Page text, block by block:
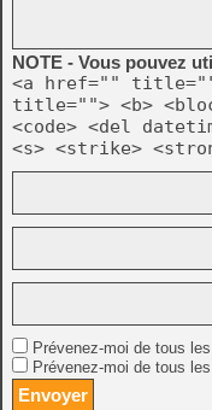
NOTE - Vous pouvez
<a href=""
title=""> <b>
<code> <del
<s> <strike>
Prévenez-moi de tous
Prévenez-moi de tous